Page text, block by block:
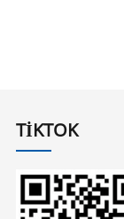
TIKTOK